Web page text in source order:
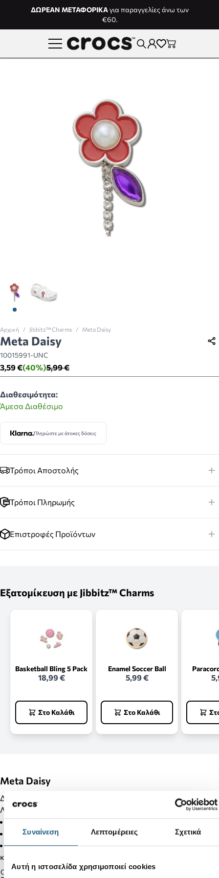
Συναίνεση Λεπτομέρειες Σχετικά
Αυτή η ιστοσελίδα χρησιμοποιεί cookies
Μετάβαση στο περιεχόμενο
ΔΩΡΕΑΝ ΜΕΤΑΦΟΡΙΚΑγια παραγγελίες άνω των
€60.
View larger image
Αρχική / Jibbitz™ Charms / Meta Daisy
Meta Daisy
10015991-UNC
5,99 €
(40%)
3,59 €
Διαθεσιμότητα:
Άμεσα Διαθέσιμο
Πληρώστε με άτοκες δόσεις
Τρόποι Αποστολής
Τρόποι Πληρωμής
Επιστροφές Προϊόντων
Εξατομίκευση με Jibbitz™ Charms
Basketball Bling 5 Pack
18,99 €
Στο Καλάθι
Enamel Soccer Ball
5,99 €
Στο Καλάθι
Meta Daisy
Διακόσμησε τα Crocs σου με Jibbitz και κάνε τα μοναδικά!!!
Λεπτομέρειες Προϊόντος:
Δεν είναι παιχνίδι.
Δεν απευθύνεται σε παιδιά κάτω των 3 ετών.
Στα προϊόντα της κατηγορίας Jibbitz δεν γίνονται αλλαγές
και επιστροφές.
Gender: